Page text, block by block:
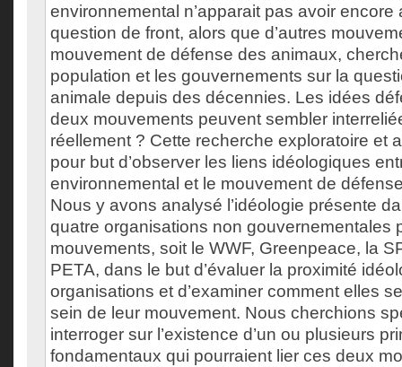
environnemental n’apparait pas avoir encore
question de front, alors que d’autres
mouvement de défense des animaux,
population et les gouvernements sur la
animale depuis des décennies. Les idées
deux mouvements peuvent sembler
réellement ? Cette recherche exploratoire et
pour but d’observer les liens idéologiques
environnemental et le mouvement de
Nous y avons analysé l’idéologie présente
quatre organisations non gouvernementales
mouvements, soit le WWF, Greenpeace, la
PETA, dans le but d’évaluer la proximité
organisations et d’examiner comment elles
sein de leur mouvement. Nous cherchions
interroger sur l’existence d’un ou plusieurs
fondamentaux qui pourraient lier ces deux